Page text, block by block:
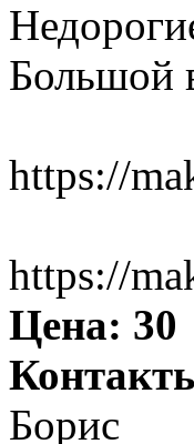
Большой
https://
https://
Цена: 30
Борис